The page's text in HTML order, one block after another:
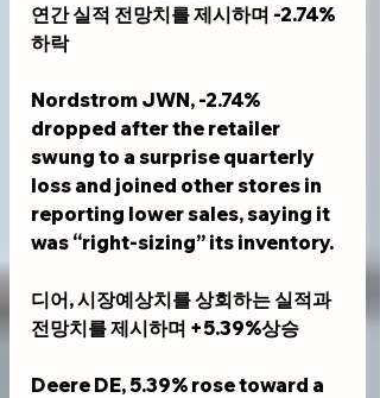
연간 실적 전망치를 제시하며 -2.74%
하락
Nordstrom JWN, -2.74%
dropped after the retailer
swung to a surprise quarterly
loss and joined other stores in
reporting lower sales, saying it
was “right-sizing” its inventory.
디어, 시장예상치를 상회하는 실적과
전망치를 제시하며 +5.39%상승
Deere DE, 5.39% rose toward a